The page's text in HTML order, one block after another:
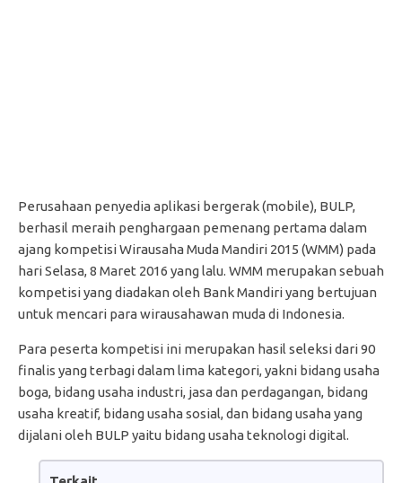
Perusahaan penyedia aplikasi bergerak (mobile), BULP,
berhasil meraih penghargaan pemenang pertama dalam
ajang kompetisi Wirausaha Muda Mandiri 2015 (WMM) pada
hari Selasa, 8 Maret 2016 yang lalu. WMM merupakan sebuah
kompetisi yang diadakan oleh Bank Mandiri yang bertujuan
untuk mencari para wirausahawan muda di Indonesia.
Para peserta kompetisi ini merupakan hasil seleksi dari 90
finalis yang terbagi dalam lima kategori, yakni bidang usaha
boga, bidang usaha industri, jasa dan perdagangan, bidang
usaha kreatif, bidang usaha sosial, dan bidang usaha yang
dijalani oleh BULP yaitu bidang usaha teknologi digital.